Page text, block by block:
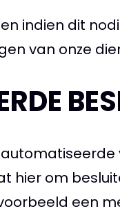
indien dit
van onze
hier om
een